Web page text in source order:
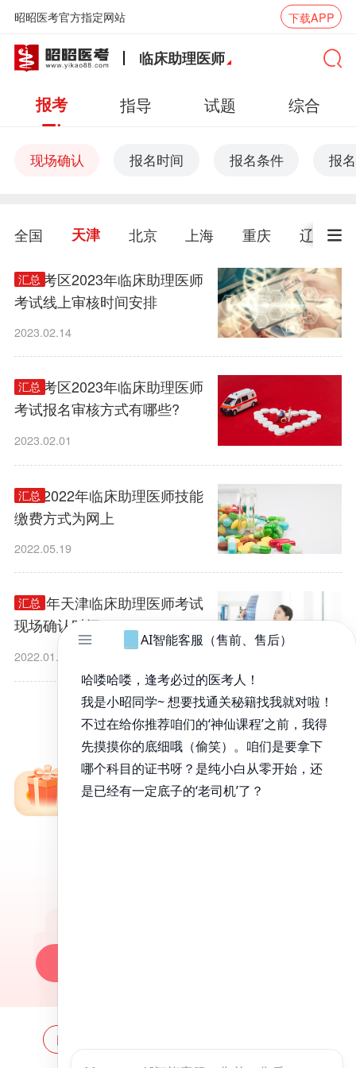
昭昭医考官方指定网站 下载APP
临床助理医师
报考 指导 试题 综合
现场确认 报名时间 报名条件 报
全国 天津 北京 上海 重庆 辽宁
汇总
天津考区2023年临床助理医师
考试线上审核时间安排
2023.02.14
汇总
天津考区2023年临床助理医师
考试报名审核方式有哪些?
2023.02.01
汇总
天津2022年临床助理医师技能
缴费方式为网上
2022.05.19
汇总
2022年天津临床助理医师考试
现场确认时间
2022.01.19
免费备考资料包
网站地图